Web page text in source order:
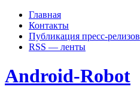
Главная
Контакты
Публикация пресс-релизов
RSS — ленты
Android-Robot